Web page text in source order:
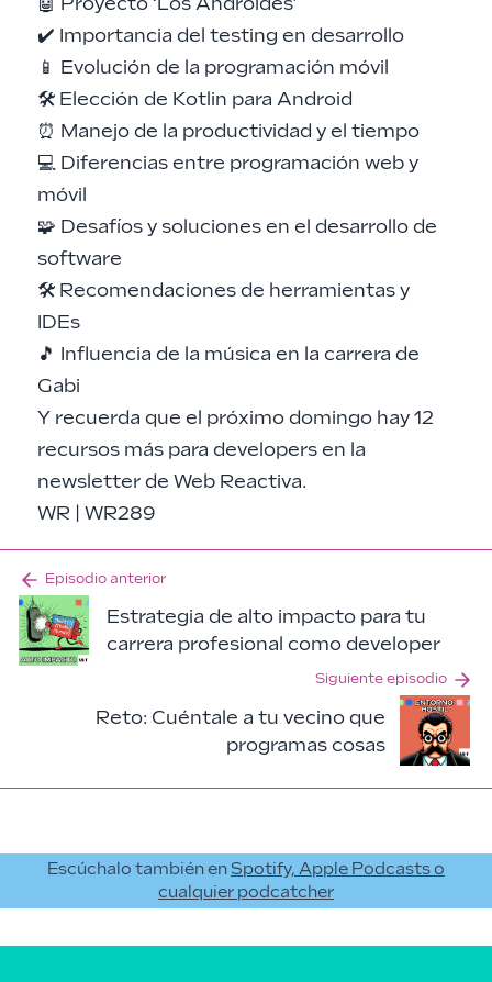
✔️ Importancia del testing en desarrollo
📱 Evolución de la programación móvil
🛠️ Elección de Kotlin para Android
⏰ Manejo de la productividad y el tiempo
💻 Diferencias entre programación web y
móvil
🧩 Desafíos y soluciones en el desarrollo de
software
🛠️ Recomendaciones de herramientas y
IDEs
🎵 Influencia de la música en la carrera de
Gabi
Y recuerda que el próximo domingo hay 12
recursos más para developers en la
newsletter de Web Reactiva.
WR | WR289
Episodio anterior
Estrategia de alto impacto para tu
carrera profesional como developer
Siguiente episodio
Reto: Cuéntale a tu vecino que
programas cosas
Escúchalo también en Spotify, Apple Podcasts o
cualquier podcatcher